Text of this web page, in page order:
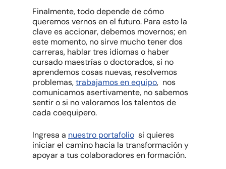
Finalmente, todo depende de cómo
queremos vernos en el futuro. Para esto la
clave es accionar, debemos movernos; en
este momento, no sirve mucho tener dos
carreras, hablar tres idiomas o haber
cursado maestrías o doctorados, si no
aprendemos cosas nuevas, resolvemos
problemas,trabajamos en equipo, nos
comunicamos asertivamente, no sabemos
sentir o si no valoramos los talentos de
cada coequipero.
Ingresa a nuestro portafolio si quieres
iniciar el camino hacia la transformación y
apoyar a tus colaboradores en formación.